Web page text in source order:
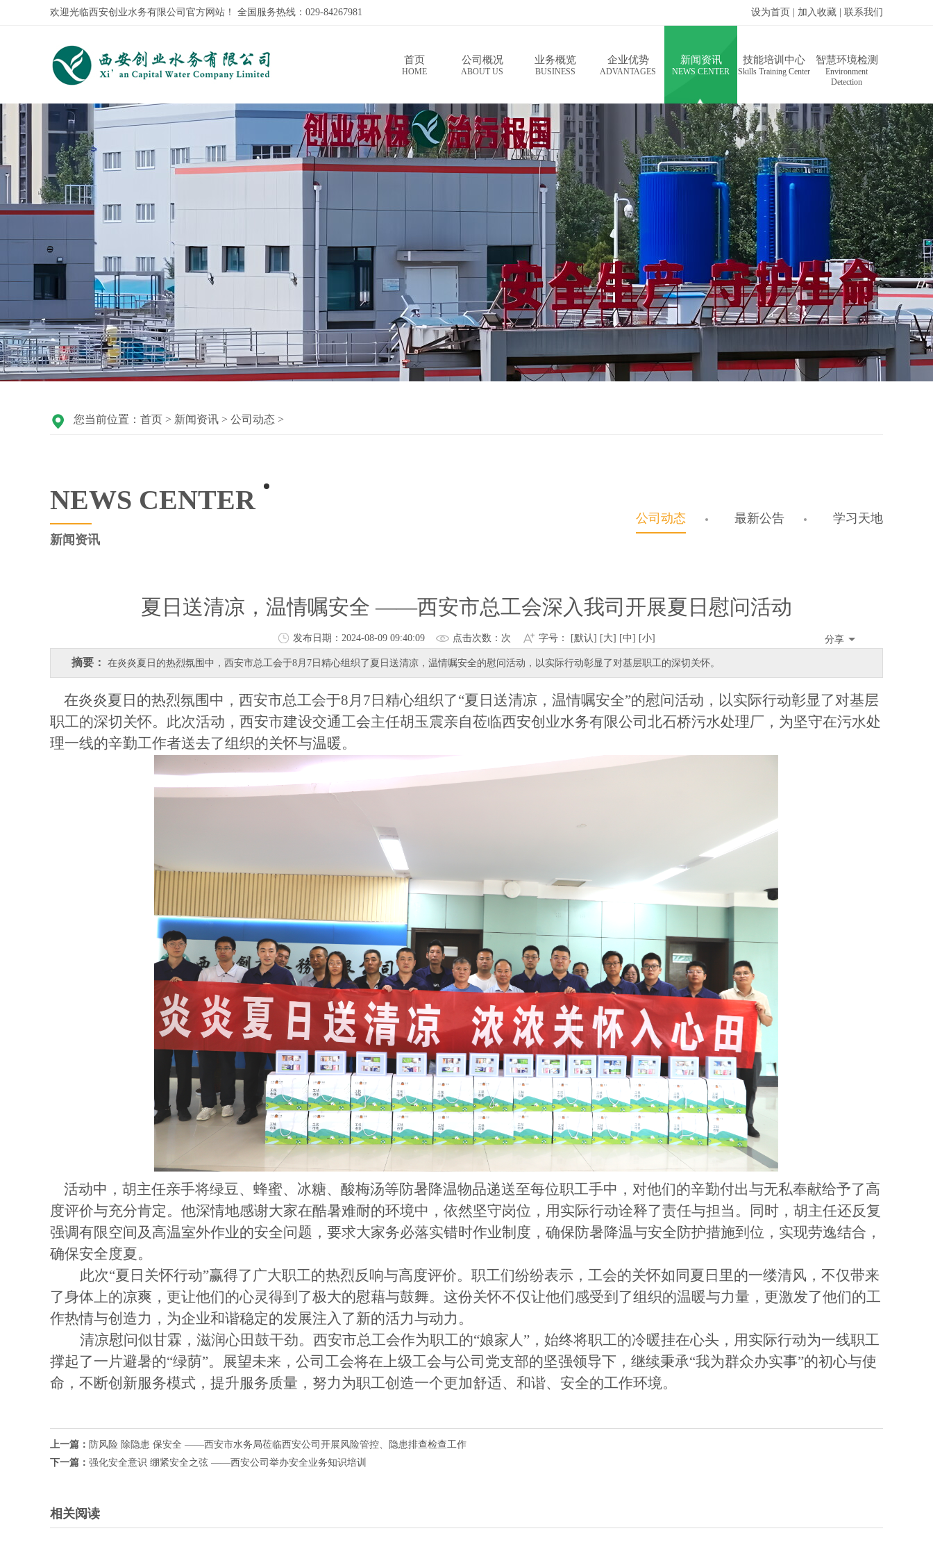
欢迎光临西安创业水务有限公司官方网站！全国服务热线：029-84267981 设为首页 加入收藏 联系我们
首页
HOME
公司概况
ABOUTUS
业务概览
BUSINESS
企业优势
ADVANTAGES
新闻资讯
NEWSCENTER
技能培训中心
SkillsTrainingCenter
智慧环境检测
Environment
Detection
您当前位置： 首页 > 新闻资讯 > 公司动态 >
NEWSCENTER
新闻资讯
公司动态 最新公告 学习天地
夏日送清凉，温情嘱安全——西安市总工会深入我司开展夏日慰问活动
发布日期： 2024-08-0909:40:09 点击次数： 次 字号：[默认][大][中][小] 分享
摘要： 在炎炎夏日的热烈氛围中，西安市总工会于8月7日精心组织了夏日送清凉，温情嘱安全的慰问活动，以实际行动彰显了对基层职工的深切关怀。
在炎炎夏日的热烈氛围中，西安市总工会于8月7日精心组织了“夏日送清凉，温情嘱安全”的慰问活动，以实际行动彰显了对基层
职工的深切关怀。此次活动，西安市建设交通工会主任胡玉震亲自莅临西安创业水务有限公司北石桥污水处理厂，为坚守在污水处
理一线的辛勤工作者送去了组织的关怀与温暖。
活动中，胡主任亲手将绿豆、蜂蜜、冰糖、酸梅汤等防暑降温物品递送至每位职工手中，对他们的辛勤付出与无私奉献给予了高
度评价与充分肯定。他深情地感谢大家在酷暑难耐的环境中，依然坚守岗位，用实际行动诠释了责任与担当。同时，胡主任还反复
强调有限空间及高温室外作业的安全问题，要求大家务必落实错时作业制度，确保防暑降温与安全防护措施到位，实现劳逸结合，
确保安全度夏。
此次“夏日关怀行动”赢得了广大职工的热烈反响与高度评价。职工们纷纷表示，工会的关怀如同夏日里的一缕清风，不仅带来
了身体上的凉爽，更让他们的心灵得到了极大的慰藉与鼓舞。这份关怀不仅让他们感受到了组织的温暖与力量，更激发了他们的工
作热情与创造力，为企业和谐稳定的发展注入了新的活力与动力。
清凉慰问似甘霖，滋润心田鼓干劲。西安市总工会作为职工的“娘家人”，始终将职工的冷暖挂在心头，用实际行动为一线职工
撑起了一片避暑的“绿荫”。展望未来，公司工会将在上级工会与公司党支部的坚强领导下，继续秉承“我为群众办实事”的初心与使
命，不断创新服务模式，提升服务质量，努力为职工创造一个更加舒适、和谐、安全的工作环境。
上一篇： 防风险除隐患保安全——西安市水务局莅临西安公司开展风险管控、隐患排查检查工作
下一篇： 强化安全意识绷紧安全之弦——西安公司举办安全业务知识培训
相关阅读